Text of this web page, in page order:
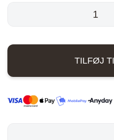
625,00 kr..
Messing
Ø
cm
TILFØJ